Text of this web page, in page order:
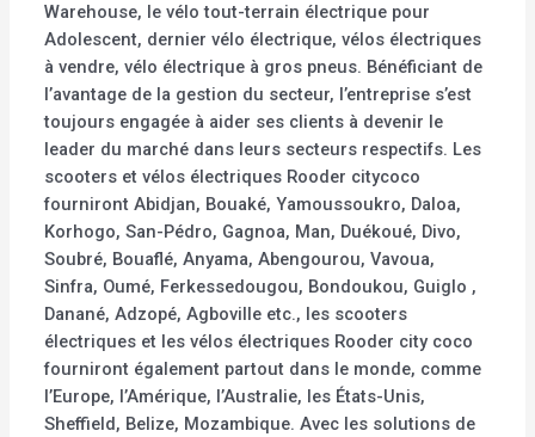
Warehouse, le vélo tout-terrain électrique pour
Adolescent, dernier vélo électrique, vélos électriques
à vendre, vélo électrique à gros pneus. Bénéficiant de
l’avantage de la gestion du secteur, l’entreprise s’est
toujours engagée à aider ses clients à devenir le
leader du marché dans leurs secteurs respectifs. Les
scooters et vélos électriques Rooder citycoco
fourniront Abidjan, Bouaké, Yamoussoukro, Daloa,
Korhogo, San-Pédro, Gagnoa, Man, Duékoué, Divo,
Soubré, Bouaflé, Anyama, Abengourou, Vavoua,
Sinfra, Oumé, Ferkessedougou, Bondoukou, Guiglo ,
Danané, Adzopé, Agboville etc., les scooters
électriques et les vélos électriques Rooder city coco
fourniront également partout dans le monde, comme
l’Europe, l’Amérique, l’Australie, les États-Unis,
Sheffield, Belize, Mozambique. Avec les solutions de